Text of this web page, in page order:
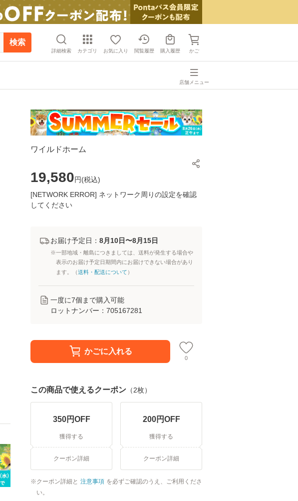
検索
詳細検索 カテゴリ お気に入り 閲覧履歴 購入履歴 かご
店舗メニュー
ワイルドホーム
19,580円(税込)
[NETWORK ERROR] ネットワーク周りの設定を確認
してください
お届け予定日： 8月10日〜8月15日
※一部地域・離島につきましては、送料が発生する場合や
表示のお届け予定日期間内にお届けできない場合があり
ます。（送料・配送について ）
一度に7個まで購入可能
ロットナンバー： 705167281
かごに入れる
0
この商品で使えるクーポン （2枚）
350円OFF
獲得する
クーポン詳細
200円OFF
獲得する
クーポン詳細
クーポン詳細と 注意事項 を必ずご確認のうえ、ご利用くださ
い。